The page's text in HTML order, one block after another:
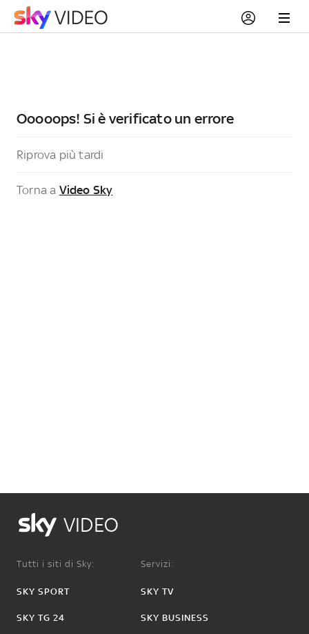
Ooooops! Si è verificato un errore
Riprova più tardi
Torna a Video Sky
VIDEO
Tutti i siti di Sky:
SKY SPORT
SKY TG 24
Servizi:
SKY TV
SKY BUSINESS